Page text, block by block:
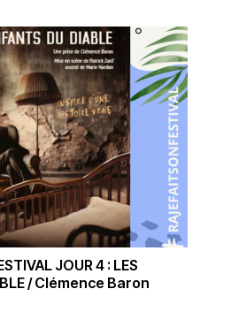
JOUR 4 : LES
/ Clémence Baron